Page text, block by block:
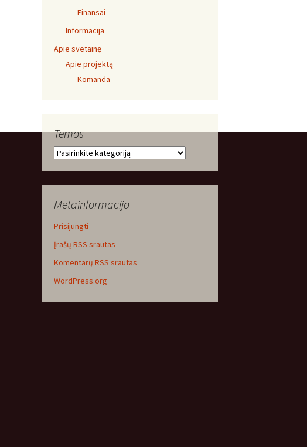
Finansai
Informacija
Apie svetainę
Apie projektą
Komanda
Temos
Temos
Metainformacija
Prisijungti
Įrašų RSS srautas
Komentarų RSS srautas
WordPress.org